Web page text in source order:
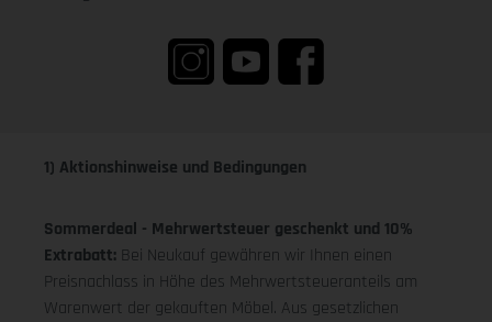
1) Aktionshinweise und Bedingungen
Sommerdeal - Mehrwertsteuer geschenkt und 10%
Extrabatt: Bei Neukauf gewähren wir Ihnen einen
Preisnachlass in Höhe des Mehrwertsteueranteils am
Warenwert der gekauften Möbel. Aus gesetzlichen